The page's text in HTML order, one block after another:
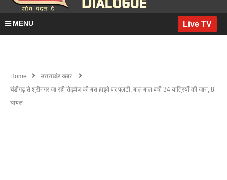
MENU Live TV
Home
उत्तराखंड खबर
चंडीगढ़ से श्रीनगर जा रही रोड़वेज की बस हाइवे पर पलटी, बाल बाल बची 34 यात्रियों की जान, 8
घायल